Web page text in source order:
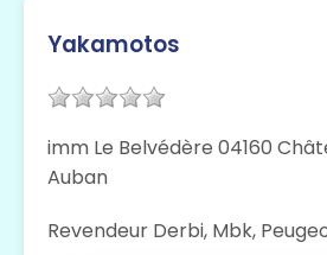
Yakamotos
imm Le Belvédère 04160
Auban
Revendeur Derbi, Mbk,